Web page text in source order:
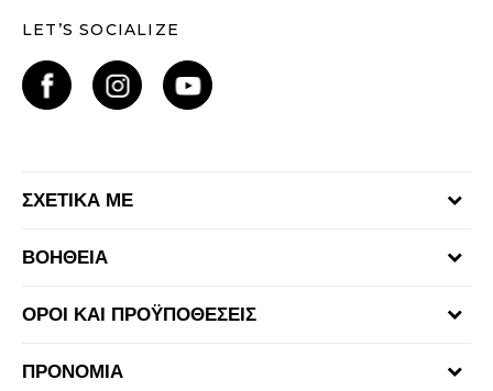
LET’S SOCIALIZE
ΣΧΕΤΙΚΑ ΜΕ
Καταστήματα
ΒΟΗΘΕΙΑ
Αποστολή & Παράδοση
ΟΡΟΙ ΚΑΙ ΠΡΟΫΠΟΘΕΣΕΙΣ
ΠΡΟΝΟΜΙΑ